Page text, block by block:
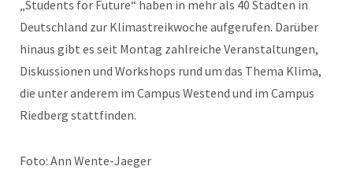
„Students for Future“ haben in mehr als 40 Städten in
Deutschland zur Klimastreikwoche aufgerufen. Darüber
hinaus gibt es seit Montag zahlreiche Veranstaltungen,
Diskussionen und Workshops rund um das Thema Klima,
die unter anderem im Campus Westend und im Campus
Riedberg stattfinden.
Foto: Ann Wente-Jaeger